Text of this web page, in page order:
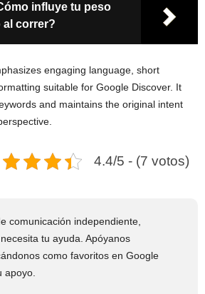
influye tu peso
al correr?
engaging language, short
suitable for Google Discover. It
and maintains the original intent
4.4/5 - (7 votos)
comunicación independiente,
tu ayuda. Apóyanos
como favoritos en Google
apoyo.